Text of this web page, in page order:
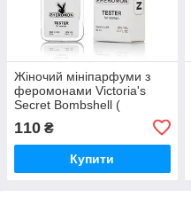
Жіночий мініпарфуми з
феромонами Victoria's
Secret Bombshell (
віктория сикрет бомбшел)
тестер 65 мл
110 ₴
Купити